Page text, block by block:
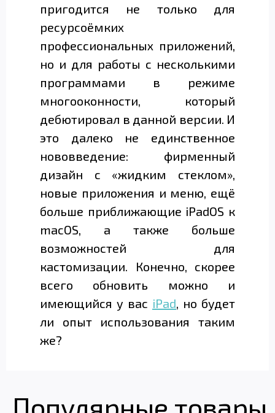
пригодится не только для
ресурсоёмких
профессиональных приложений,
но и для работы с несколькими
программами в режиме
многооконности, который
дебютировал в данной версии. И
это далеко не единственное
нововведение: фирменный
дизайн с «жидким стеклом»,
новые приложения и меню, ещё
больше приближающие iPadOS к
macOS, а также больше
возможностей для
кастомизации. Конечно, скорее
всего обновить можно и
имеющийся у вас iPad, но будет
ли опыт использования таким
же?